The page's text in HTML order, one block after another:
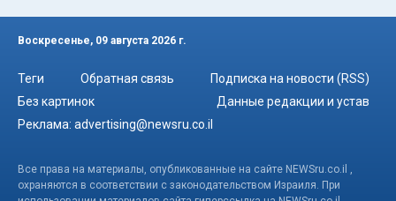
Воскресенье, 09 августа 2026 г.
Теги Обратная связь
Подписка на новости (RSS)
Без картинок
Данные редакции и устав
Реклама: advertising@newsru.co.il
Все права на материалы, опубликованные на сайте NEWSru.co.il ,
охраняются в соответствии с законодательством Израиля. При